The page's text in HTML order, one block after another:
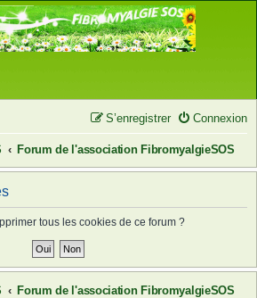
Connexion
S’enregistrer
Forum de l'association FibromyalgieSOS
tous les cookies de ce forum ?
Forum de l'association FibromyalgieSOS